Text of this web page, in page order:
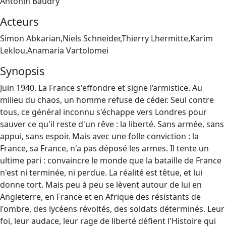
Acteurs
Simon Abkarian,Niels Schneider,Thierry Lhermitte,Karim
Leklou,Anamaria Vartolomei
Synopsis
Juin 1940. La France s'effondre et signe l’armistice. Au
milieu du chaos, un homme refuse de céder. Seul contre
tous, ce général inconnu s'échappe vers Londres pour
sauver ce qu'il reste d'un rêve : la liberté. Sans armée, sans
appui, sans espoir. Mais avec une folle conviction : la
France, sa France, n'a pas déposé les armes. Il tente un
ultime pari : convaincre le monde que la bataille de France
n'est ni terminée, ni perdue. La réalité est têtue, et lui
donne tort. Mais peu à peu se lèvent autour de lui en
Angleterre, en France et en Afrique des résistants de
l'ombre, des lycéens révoltés, des soldats déterminés. Leur
foi, leur audace, leur rage de liberté défient l'Histoire qui